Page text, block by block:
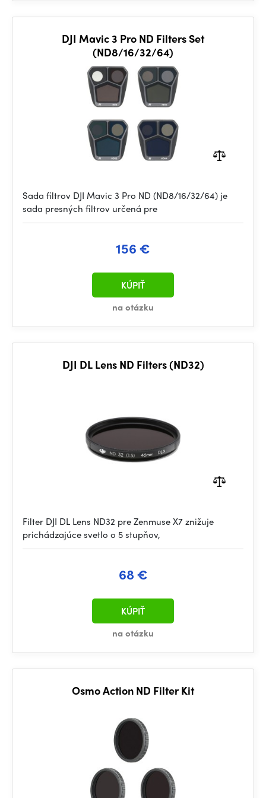
DJI Mavic 3 Pro ND Filters Set
(ND8/16/32/64)
Sada filtrov DJI Mavic 3 Pro ND (ND8/16/32/64) je
sada presných filtrov určená pre
156 €
na otázku
KÚPIŤ
DJI DL Lens ND Filters (ND32)
Filter DJI DL Lens ND32 pre Zenmuse X7 znižuje
prichádzajúce svetlo o 5 stupňov,
68 €
na otázku
KÚPIŤ
Osmo Action ND Filter Kit